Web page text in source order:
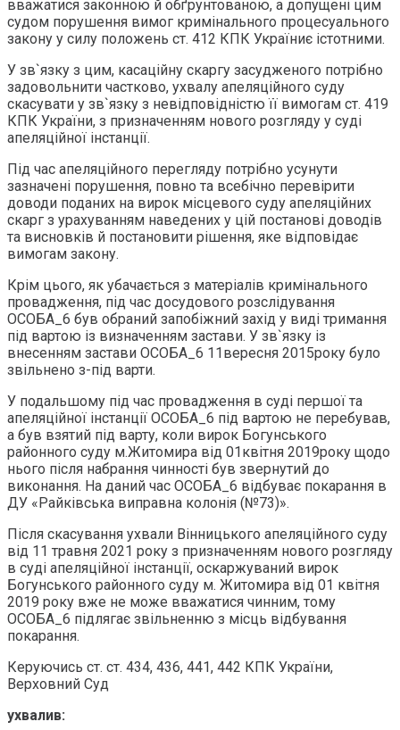
вважатися законною й обґрунтованою, а допущені цим
судом порушення вимог кримінального процесуального
закону у силу положень ст. 412 КПК Україниє істотними.
У зв`язку з цим, касаційну скаргу засудженого потрібно
задовольнити частково, ухвалу апеляційного суду
скасувати у зв`язку з невідповідністю її вимогам ст. 419
КПК України, з призначенням нового розгляду у суді
апеляційної інстанції.
Під час апеляційного перегляду потрібно усунути
зазначені порушення, повно та всебічно перевірити
доводи поданих на вирок місцевого суду апеляційних
скарг з урахуванням наведених у цій постанові доводів
та висновків й постановити рішення, яке відповідає
вимогам закону.
Крім цього, як убачається з матеріалів кримінального
провадження, під час досудового розслідування
ОСОБА_6 був обраний запобіжний захід у виді тримання
під вартою із визначенням застави. У зв`язку із
внесенням застави ОСОБА_6 11вересня 2015року було
звільнено з-під варти.
У подальшому під час провадження в суді першої та
апеляційної інстанції ОСОБА_6 під вартою не перебував,
а був взятий під варту, коли вирок Богунського
районного суду м.Житомира від 01квітня 2019року щодо
нього після набрання чинності був звернутий до
виконання. На даний час ОСОБА_6 відбуває покарання в
ДУ «Райківська виправна колонія (№73)».
Після скасування ухвали Вінницького апеляційного суду
від 11 травня 2021 року з призначенням нового розгляду
в суді апеляційної інстанції, оскаржуваний вирок
Богунського районного суду м. Житомира від 01 квітня
2019 року вже не може вважатися чинним, тому
ОСОБА_6 підлягає звільненню з місць відбування
покарання.
Керуючись ст. ст. 434, 436, 441, 442 КПК України,
Верховний Суд
ухвалив: